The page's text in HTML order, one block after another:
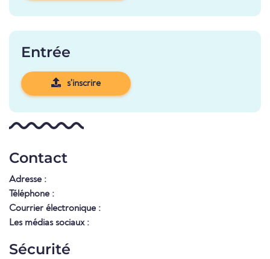
Entrée
s'inscrire
Contact
Adresse :
Téléphone :
Courrier électronique :
Les médias sociaux :
Sécurité